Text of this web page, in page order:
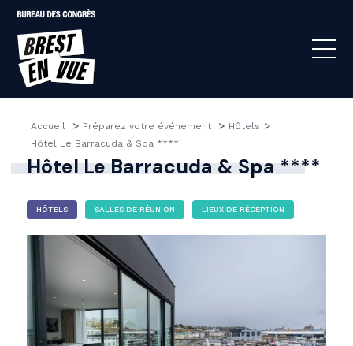
Accueil > Préparez votre événement > Hôtels >
Hôtel Le Barracuda & Spa ****
Hôtel Le Barracuda & Spa ****
HÔTELS SALLES DE RÉUNION LIEUX DE RÉCEPTION